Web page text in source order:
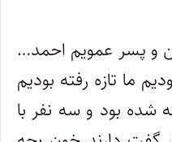
و پسر عمویم احمد…
ما تازه رفته بودیم
بود و سه نفر با